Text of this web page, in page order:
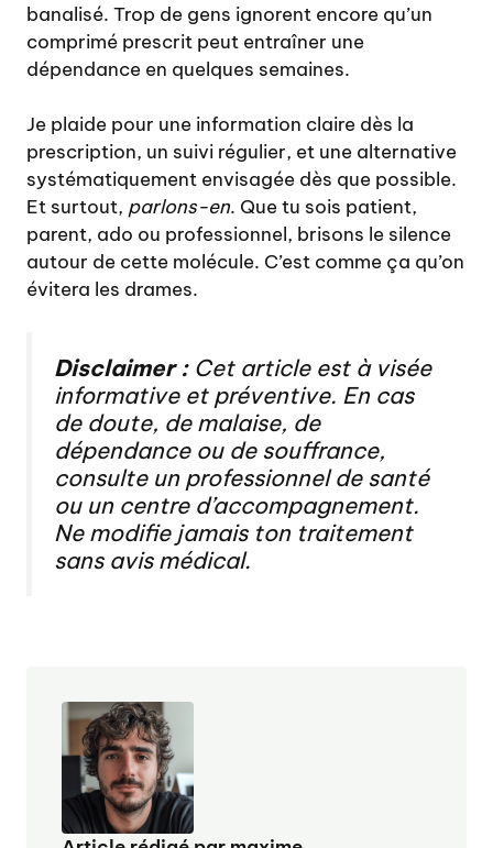
banalisé. Trop de gens ignorent encore qu’un
comprimé prescrit peut entraîner une
dépendance en quelques semaines.
Je plaide pour une information claire dès la
prescription, un suivi régulier, et une alternative
systématiquement envisagée dès que possible.
Et surtout, parlons-en. Que tu sois patient,
parent, ado ou professionnel, brisons le silence
autour de cette molécule. C’est comme ça qu’on
évitera les drames.
Disclaimer :Cet article est à visée
informative et préventive. En cas
de doute, de malaise, de
dépendance ou de souffrance,
consulte un professionnel de santé
ou un centre d’accompagnement.
Ne modifie jamais ton traitement
sans avis médical.